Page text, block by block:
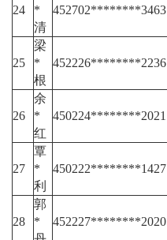
24
*
清
452702********3463
25
梁
*
根
452226********2236
26
余
*
红
450224********2021
27
覃
*
利
450222********1427
28
郭
*
452227********2020